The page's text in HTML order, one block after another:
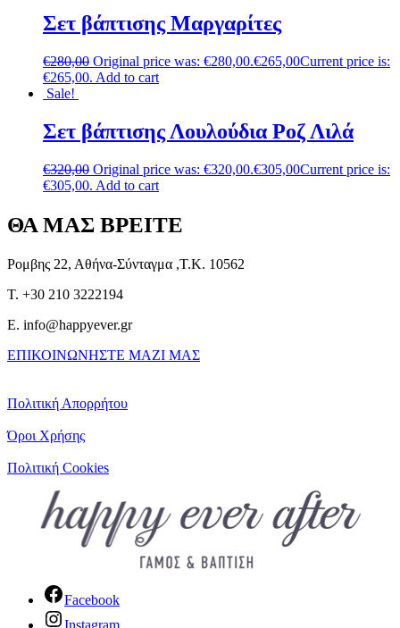
Σετ βάπτισης Μαργαρίτες
€280,00 Original price was: €280,00.€265,00Current price is:
€265,00. Add to cart
Sale!
Σετ βάπτισης Λουλούδια Ροζ Λιλά
€320,00 Original price was: €320,00.€305,00Current price is:
€305,00. Add to cart
ΘΑ ΜΑΣ ΒΡΕΙΤΕ
Ρομβης 22, Αθήνα-Σύνταγμα ,Τ.Κ. 10562
T. +30 210 3222194
E. info@happyever.gr
ΕΠΙΚΟΙΝΩΝΗΣΤΕ ΜΑΖΙ ΜΑΣ
Πολιτική Απορρήτου
Όροι Χρήσης
Πολιτική Cookies
Facebook
Instagram